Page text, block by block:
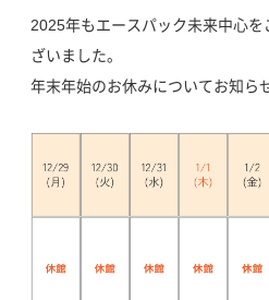
2025年もエースパック未来中心
ざいました。
年末年始のお休みについてお知ら